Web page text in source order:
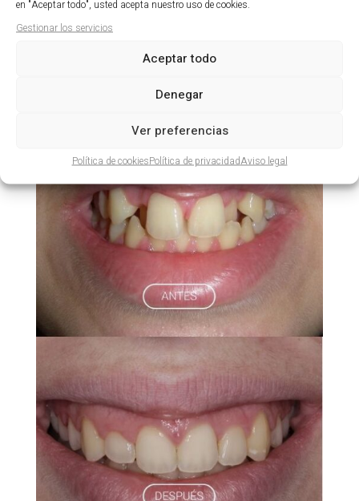
en "Aceptar todo", usted acepta nuestro uso de cookies.
Gestionar los servicios
Aceptar todo
Denegar
Ver preferencias
Política de cookiesPolítica de privacidadAviso legal
Cirugía ortognática y ortodoncia.
porcactus|07/05/25
Cirugía ortognática y ortodoncia. ← Caso anterior